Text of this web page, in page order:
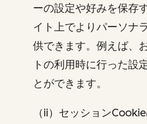
ーの設定や好みを保存
イト上でよりパーソナ
供できます。例えば、
トの利用時に行った設
とができます。
（ii）セッション